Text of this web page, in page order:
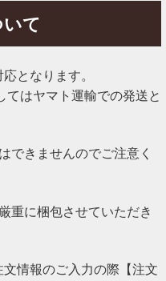
て
となります。
はヤマト運輸での発送と
はできませんのでご注意く
重に梱包させていただき
情報のご入力の際【注文